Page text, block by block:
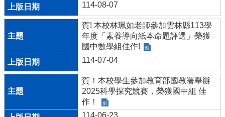
114-08-07
賀! 本校林珮如老師參加雲林縣113學
年度「素養導向紙本命題評選」榮獲
國中數學組佳作!
114-07-04
賀！本校學生參加教育部國教署舉辦
2025科學探究競賽，榮獲國中組 佳
作！
114-06-23